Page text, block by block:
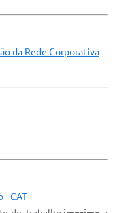
da Rede Corporativa
- CAT